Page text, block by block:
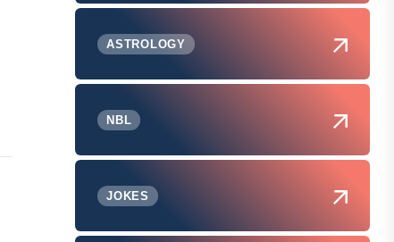
ASTROLOGY
NBL
JOKES